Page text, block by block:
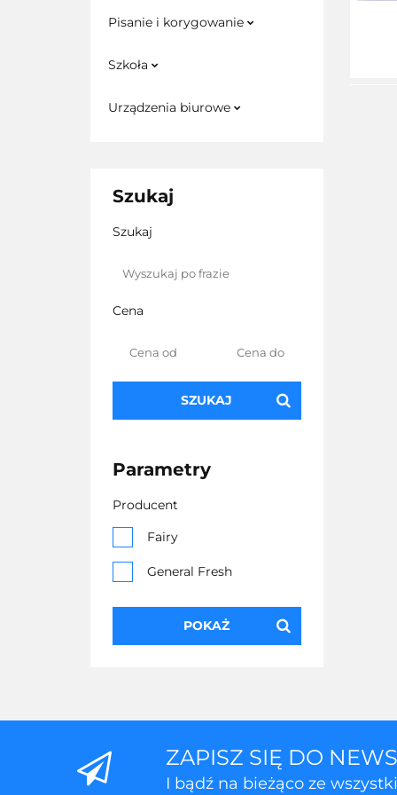
Pisanie i korygowanie
Szkoła
Urządzenia biurowe
Szukaj
Szukaj
Cena
SZUKAJ
Parametry
Producent
Fairy
General Fresh
POKAŻ
ZAPISZ SIĘ DO
I bądź na bieżąco ze